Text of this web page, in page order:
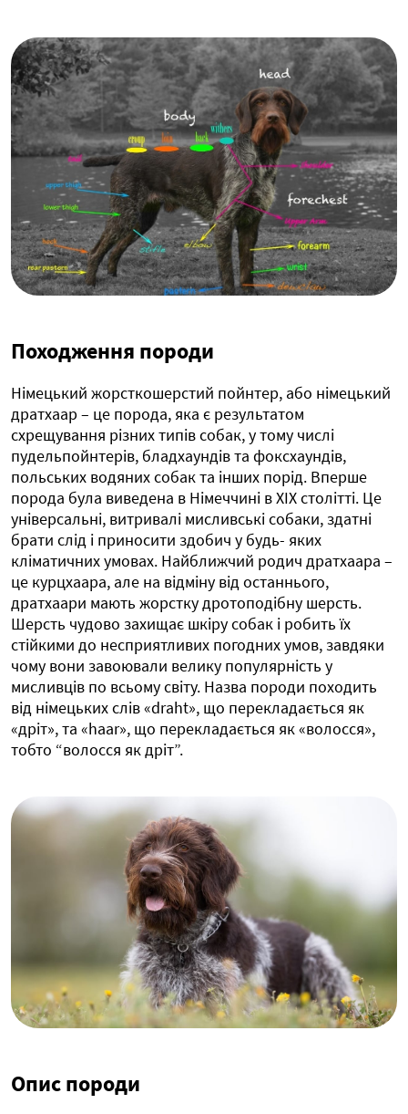
Походження породи
Німецький жорсткошерстий пойнтер, або німецький
дратхаар – це порода, яка є результатом
схрещування різних типів собак, у тому числі
пудельпойнтерів, бладхаундів та фоксхаундів,
польських водяних собак та інших порід. Вперше
порода була виведена в Німеччині в XIX столітті. Це
універсальні, витривалі мисливські собаки, здатні
брати слід і приносити здобич у будь- яких
кліматичних умовах. Найближчий родич дратхаара –
це курцхаара, але на відміну від останнього,
дратхаари мають жорстку дротоподібну шерсть.
Шерсть чудово захищає шкіру собак і робить їх
стійкими до несприятливих погодних умов, завдяки
чому вони завоювали велику популярність у
мисливців по всьому світу. Назва породи походить
від німецьких слів «draht», що перекладається як
«дріт», та «haar», що перекладається як «волосся»,
тобто “волосся як дріт”.
Опис породи